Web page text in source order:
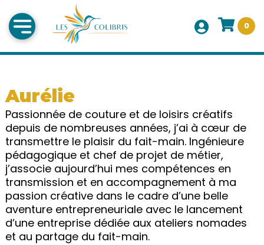
0
Aurélie
Passionnée de couture et de loisirs créatifs
depuis de nombreuses années, j’ai à cœur de
transmettre le plaisir du fait-main. Ingénieure
pédagogique et chef de projet de métier,
j’associe aujourd’hui mes compétences en
transmission et en accompagnement à ma
passion créative dans le cadre d’une belle
aventure entrepreneuriale avec le lancement
d’une entreprise dédiée aux ateliers nomades
et au partage du fait-main.